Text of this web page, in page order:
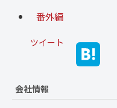
番外編
ツイート
会社情報